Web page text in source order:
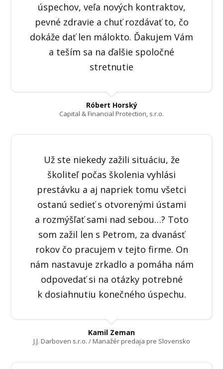
úspechov, veľa nových kontraktov,
pevné zdravie a chuť rozdávať to, čo
dokáže dať len málokto. Ďakujem Vám
a teším sa na ďalšie spoločné
stretnutie
Róbert Horský
Capital & Financial Protection, s.r.o.
Už ste niekedy zažili situáciu, že
školiteľ počas školenia vyhlási
prestávku a aj napriek tomu všetci
ostanú sedieť s otvorenými ústami
a rozmýšľať sami nad sebou…? Toto
som zažil len s Petrom, za dvanásť
rokov čo pracujem v tejto firme. On
nám nastavuje zrkadlo a pomáha nám
odpovedať si na otázky potrebné
k dosiahnutiu konečného úspechu.
Kamil Zeman
J.J. Darboven s.r.o. / Manažér predaja pre Slovensko